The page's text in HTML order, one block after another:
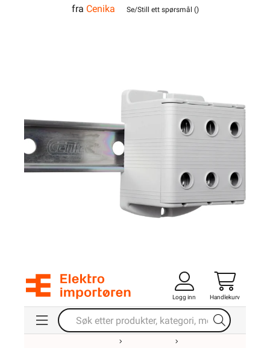
150MM2 TRIPPLE GRÅ
fra Cenika Se/Still ett spørsmål ()
Logg inn Handlekurv